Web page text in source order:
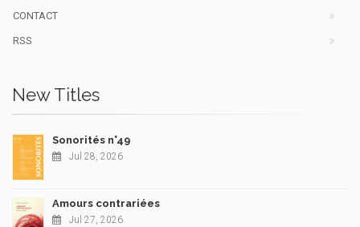
CONTACT
RSS
New Titles
Sonorités n°49
Jul 28, 2026
Amours contrariées
Jul 27, 2026